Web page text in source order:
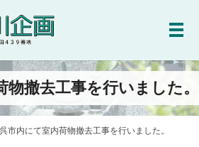
メ
撤去工事を行いました。
呉市内にて室内荷物撤去工事を行いました。